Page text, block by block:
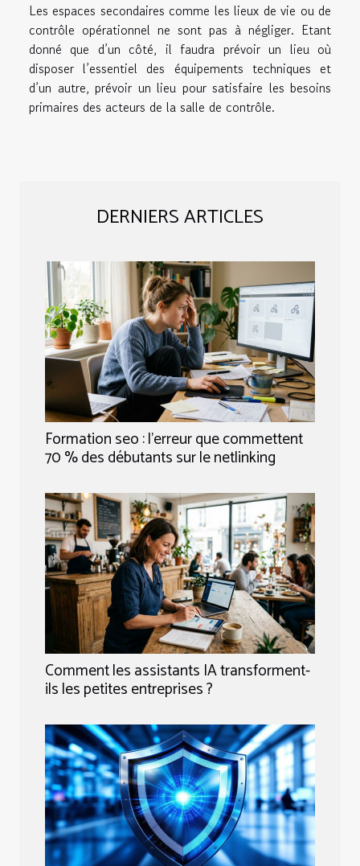
Les espaces secondaires comme les lieux de vie ou de
contrôle opérationnel ne sont pas à négliger. Etant
donné que d’un côté, il faudra prévoir un lieu où
disposer l’essentiel des équipements techniques et
d’un autre, prévoir un lieu pour satisfaire les besoins
primaires des acteurs de la salle de contrôle.
DERNIERS ARTICLES
Formation seo : l’erreur que commettent
70 % des débutants sur le netlinking
Comment les assistants IA transforment-
ils les petites entreprises ?